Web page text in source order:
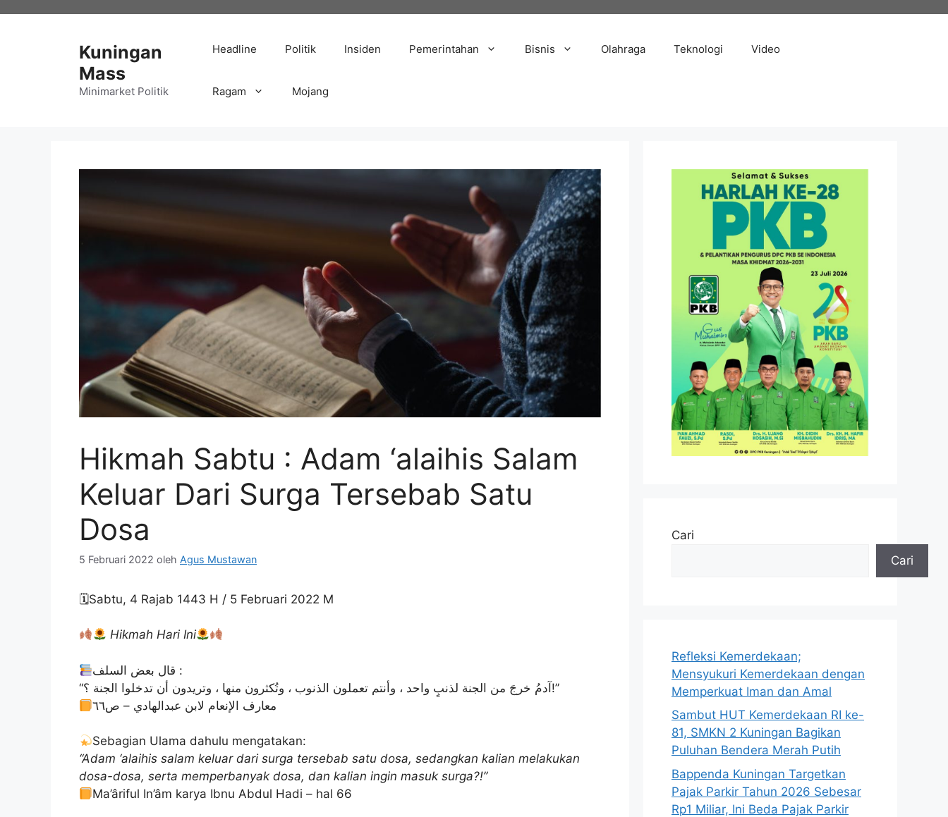
Kuningan
Mass
Minimarket Politik
Headline Politik Insiden Pemerintahan Bisnis Olahraga Teknologi Video
Ragam Mojang
Hikmah Sabtu : Adam ‘alaihis Salam
Keluar Dari Surga Tersebab Satu
Dosa
5 Februari 2022 oleh Agus Mustawan
🗓Sabtu, 4 Rajab 1443 H / 5 Februari 2022 M
Hikmah Hari Ini
‏قال بعض السلف :
“آدمُ خرجَ من الجنة لذنبٍ واحد ، وأنتم تعملون الذنوب ، وتُكثرون منها ، وتريدون أن تدخلوا الجنة ؟!”
معارف الإنعام لابن عبدالهادي – ص٦٦
Sebagian Ulama dahulu mengatakan:
“Adam ‘alaihis salam keluar dari surga tersebab satu dosa, sedangkan kalian melakukan
dosa-dosa, serta memperbanyak dosa, dan kalian ingin masuk surga?!”
Ma’âriful In’âm karya Ibnu Abdul Hadi – hal 66
Cari
Cari
Refleksi Kemerdekaan;
Mensyukuri Kemerdekaan dengan
Memperkuat Iman dan Amal
Sambut HUT Kemerdekaan RI ke-
81, SMKN 2 Kuningan Bagikan
Puluhan Bendera Merah Putih
Bappenda Kuningan Targetkan
Pajak Parkir Tahun 2026 Sebesar
Rp1 Miliar, Ini Beda Pajak Parkir